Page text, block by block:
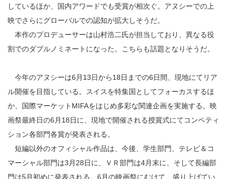
しているほか、国内アワードでも受賞が相次ぐ。アヌシーでの上
映でさらにグローバルでの認知が拡大しそうだ。
本作のプロデューサーは山村浩二氏が担当しており、異なる役
割でのダブルノミネートになった。こちらも話題となりそうだ。
今年のアヌシーは6月13日から18日までの6日間、現地にてリア
ル開催を目指している。スイスを特集国としてフォーカスするほ
か、国際マーケットMIFAをはじめ多彩な関連企画を実施する。映
画祭最終日の6月18日に、現地で開催される授賞式にてコンペティ
ション各部門各賞が発表される。
短編以外のオフィシャル作品は、今後、学生部門、テレビ＆コ
マーシャル部門は3月28日に、ＶＲ部門は4月末に、そして長編部
門は5月初めに発表される。6月の映画祭にむけて、盛り上げてい